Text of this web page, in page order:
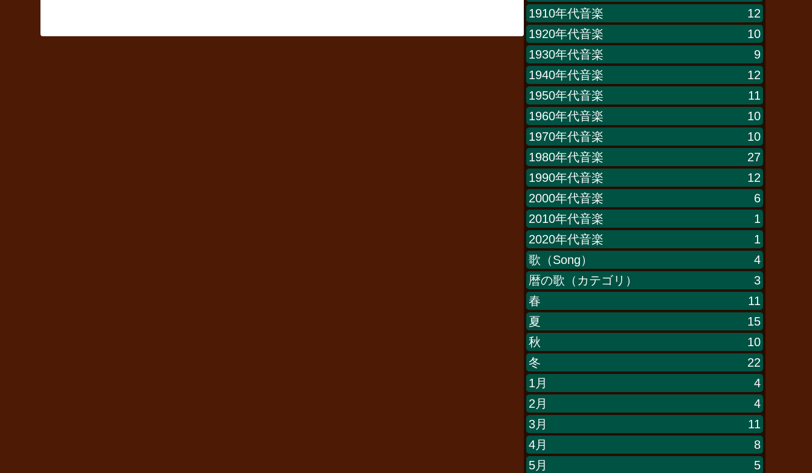
1910年代音楽
12
1920年代音楽
10
1930年代音楽
9
1940年代音楽
12
1950年代音楽
11
1960年代音楽
10
1970年代音楽
10
1980年代音楽
27
1990年代音楽
12
2000年代音楽
6
2010年代音楽
1
2020年代音楽
1
歌（Song）
4
暦の歌（カテゴリ）
3
春
11
夏
15
秋
10
冬
22
1月
4
2月
4
3月
11
4月
8
5月
5